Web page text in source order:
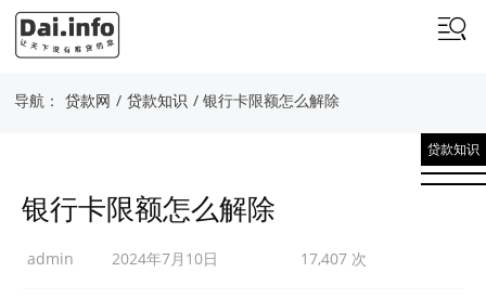
导航： 贷款网 / 贷款知识 / 银行卡限额怎么解除
贷款知识
银行卡限额怎么解除
admin 2024年7月10日 17,407 次